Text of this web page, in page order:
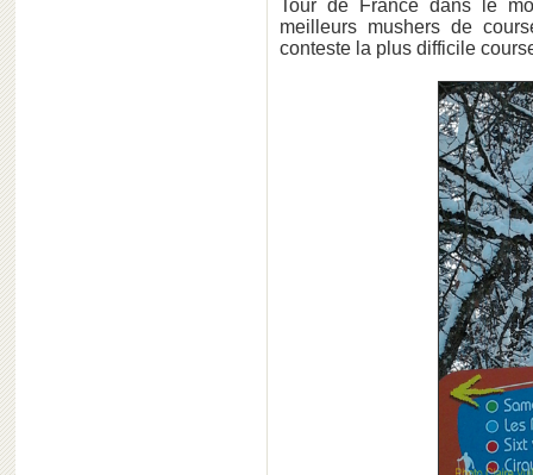
Tour de France dans le
meilleurs mushers de
conteste la plus difficile